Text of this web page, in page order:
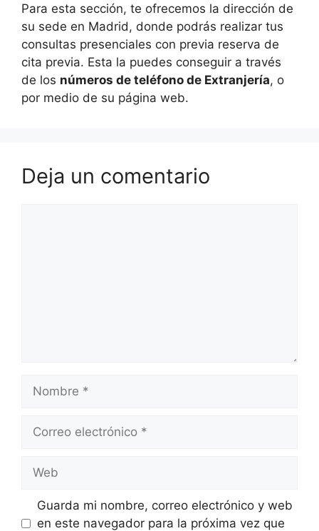
Para esta sección, te ofrecemos la dirección de
su sede en Madrid, donde podrás realizar tus
consultas presenciales con previa reserva de
cita previa. Esta la puedes conseguir a través
de los números de teléfono de Extranjería, o
por medio de su página web.
Deja un comentario
electrónico
Guarda mi nombre, correo electrónico y web
en este navegador para la próxima vez que